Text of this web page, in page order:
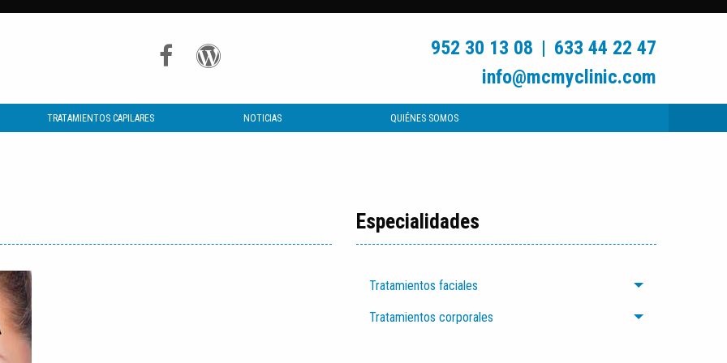
952 30 13 08 | 633 44 22 47
info@mcmyclinic.com
TRATAMIENTOS CAPILARES NOTICIAS QUIÉNES SOMOS
Especialidades
Tratamientos faciales
Tratamientos corporales